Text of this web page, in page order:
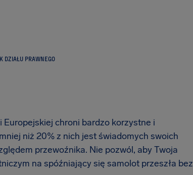
DZIAŁU PRAWNEGO
chroni bardzo korzystne i
niż 20% z nich jest świadomych swoich
przewoźnika. Nie pozwól, aby Twoja
na spóźniający się samolot przeszła bez